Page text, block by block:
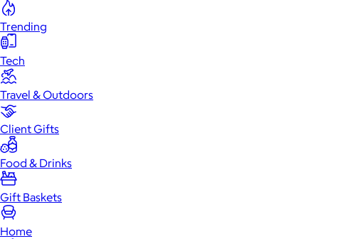
Trending
Tech
Travel & Outdoors
Client Gifts
Food & Drinks
Gift Baskets
Home